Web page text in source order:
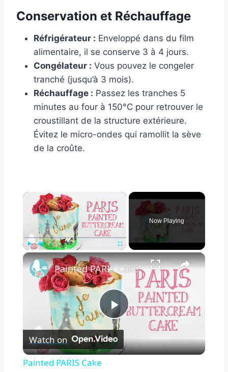
Conservation et Réchauffage
Réfrigérateur : Enveloppé dans du film
alimentaire, il se conserve 3 à 4 jours.
Congélateur : Vous pouvez le congeler
tranché (jusqu’à 3 mois).
Réchauffage : Passez les tranches 5
minutes au four à 150°C pour retrouver le
croustillant de la structure extérieure.
Évitez le micro-ondes qui ramollit la sève
de la croûte.
×
Unmute Fullscreen
Now Playing
×
Play
Video
Painted PARIS Cake
Watch on
Painted PARIS Cake